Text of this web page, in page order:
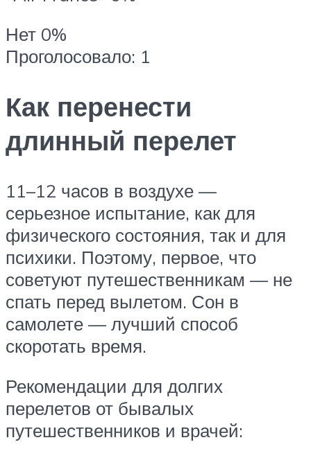
Нет 0%
Проголосовало: 1
Как перенести
длинный перелет
11–12 часов в воздухе —
серьезное испытание, как для
физического состояния, так и для
психики. Поэтому, первое, что
советуют путешественникам — не
спать перед вылетом. Сон в
самолете — лучший способ
скоротать время.
Рекомендации для долгих
перелетов от бывалых
путешественников и врачей: